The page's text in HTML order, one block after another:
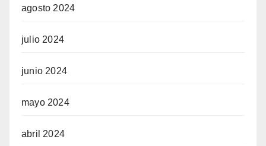
agosto 2024
julio 2024
junio 2024
mayo 2024
abril 2024